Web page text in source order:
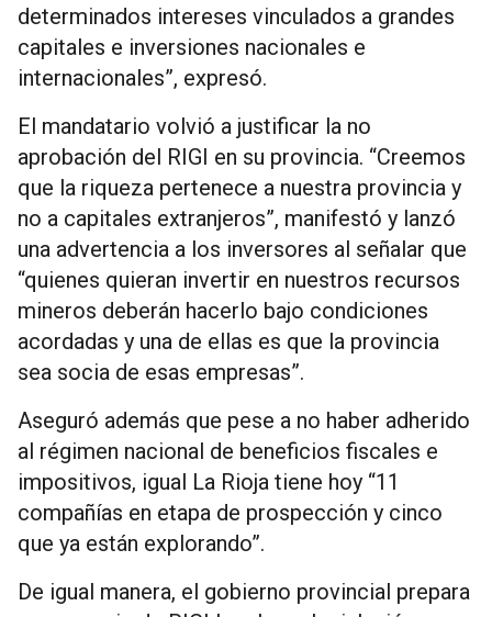
determinados intereses vinculados a grandes
capitales e inversiones nacionales e
internacionales”, expresó.
El mandatario volvió a justificar la no
aprobación del RIGI en su provincia. “Creemos
que la riqueza pertenece a nuestra provincia y
no a capitales extranjeros”, manifestó y lanzó
una advertencia a los inversores al señalar que
“quienes quieran invertir en nuestros recursos
mineros deberán hacerlo bajo condiciones
acordadas y una de ellas es que la provincia
sea socia de esas empresas”.
Aseguró además que pese a no haber adherido
al régimen nacional de beneficios fiscales e
impositivos, igual La Rioja tiene hoy “11
compañías en etapa de prospección y cinco
que ya están explorando”.
De igual manera, el gobierno provincial prepara